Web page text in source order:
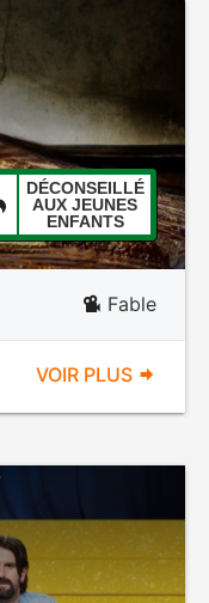
DÉCONSEILLÉ
AUX JEUNES
ENFANTS
Fable
VOIR PLUS